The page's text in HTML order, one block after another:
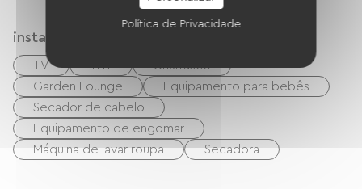
instalações
TV TNT
Churrasco
Garden Lounge
Equipamento para bebês
Secador de cabelo
Equipamento de engomar
Máquina de lavar roupa
Secadora
Política de Privacidade